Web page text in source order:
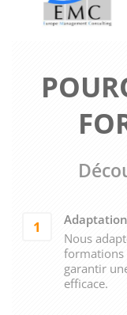
1
Nous
formations
garantir
efficace.